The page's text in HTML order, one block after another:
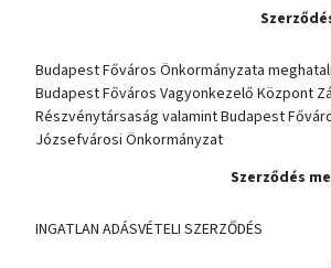
Budapest Főváros Önkormányzata
Budapest Főváros Vagyonkezelő Központ
Részvénytársaság valamint Budapest
Józsefvárosi Önkormányzat
Szerződés
INGATLAN ADÁSVÉTELI SZERZŐDÉS